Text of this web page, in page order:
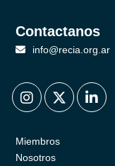
Contactanos
info@recia.org.ar
. . .
Miembros
Nosotros